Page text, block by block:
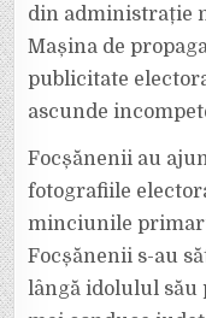
din administrație
Mașina de
publicitate
ascunde
Focșănenii au
fotografiile
minciunile
Focșănenii s-au
lângă idolulul său